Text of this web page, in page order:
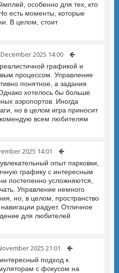
особенно для тех, кто
есть моменты, которые
В целом, стоит
2025 14:00
графикой и
процессом. Управление
понятное, а задания
хотелось бы больше
аэропортов. Иногда
но в целом игра приносит
всем любителям
2025 14:01
опыт парковки,
графику с интересным
постепенно усложняются,
Управление немного
но, в целом, пространство
радует. Отличное
для любителей
2025 21:01
подход к
с фокусом на